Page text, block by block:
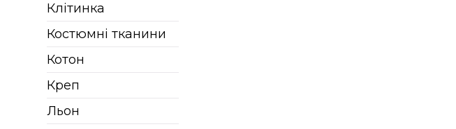
Клітинка
Костюмні тканини
Котон
Креп
Льон